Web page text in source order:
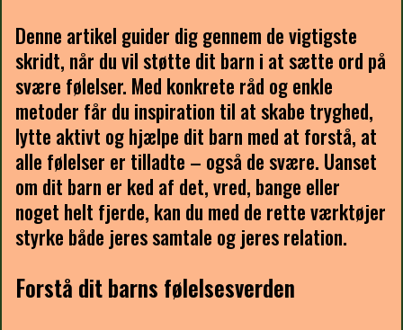
Denne artikel guider dig gennem de vigtigste
skridt, når du vil støtte dit barn i at sætte ord på
svære følelser. Med konkrete råd og enkle
metoder får du inspiration til at skabe tryghed,
lytte aktivt og hjælpe dit barn med at forstå, at
alle følelser er tilladte – også de svære. Uanset
om dit barn er ked af det, vred, bange eller
noget helt fjerde, kan du med de rette værktøjer
styrke både jeres samtale og jeres relation.
Forstå dit barns følelsesverden